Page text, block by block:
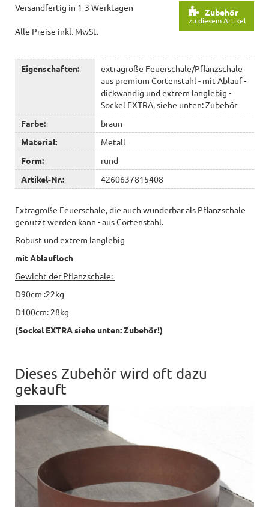
Zubehör
zu diesem Artikel
Versandfertig in 1-3 Werktagen
Alle Preise inkl. MwSt.
Eigenschaften:
extragroße Feuerschale/Pflanzschale
aus premium Cortenstahl - mit Ablauf -
dickwandig und extrem langlebig -
Sockel EXTRA, siehe unten: Zubehör
Farbe:
braun
Material:
Metall
Form:
rund
Artikel-Nr.:
4260637815408
Extragroße Feuerschale, die auch wunderbar als Pflanzschale
genutzt werden kann - aus Cortenstahl.
Robust und extrem langlebig
mit Ablaufloch
Gewicht der Pflanzschale:
D90cm :22kg
D100cm: 28kg
(Sockel EXTRA siehe unten: Zubehör!)
Dieses Zubehör wird oft dazu
gekauft